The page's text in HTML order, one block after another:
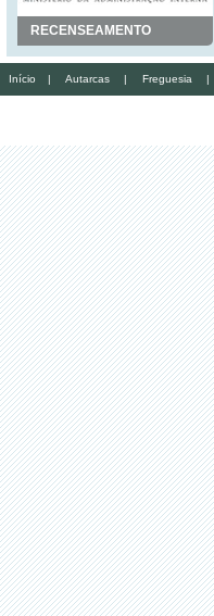
RECENSEAMENTO
Início | Autarcas | Freguesia |